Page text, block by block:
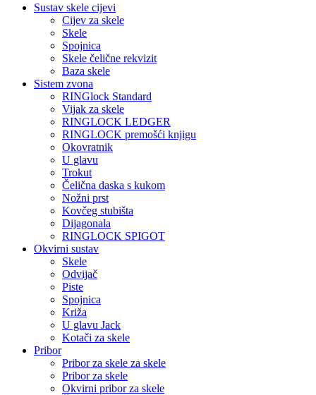
Sustav skele cijevi
Cijev za skele
Skele
Spojnica
Skele čelične rekvizit
Baza skele
Sistem zvona
RINGlock Standard
Vijak za skele
RINGLOCK LEDGER
RINGLOCK premošći knjigu
Okovratnik
U glavu
Trokut
Čelična daska s kukom
Nožni prst
Kovčeg stubišta
Dijagonala
RINGLOCK SPIGOT
Okvirni sustav
Skele
Odvijač
Piste
Spojnica
Križa
U glavu Jack
Kotači za skele
Pribor
Pribor za skele za skele
Pribor za skele
Okvirni pribor za skele